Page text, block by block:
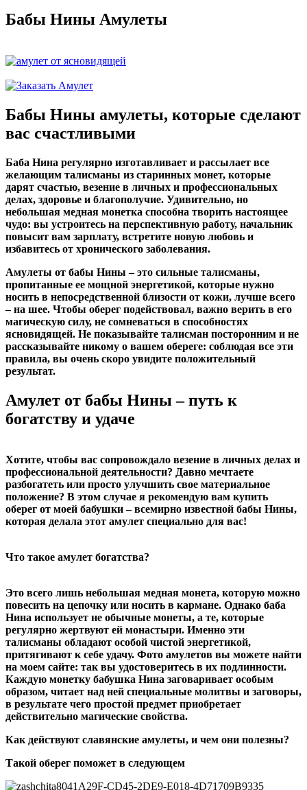
Бабы Нины Амулеты
Бабы Нины амулеты, которые сделают
вас счастливыми
Баба Нина регулярно изготавливает и рассылает все
желающим талисманы из старинных монет, которые
дарят счастью, везение в личных и профессиональных
делах, здоровье и благополучие. Удивительно, но
небольшая медная монетка способна творить настоящее
чудо: вы устроитесь на перспективную работу, начальник
повысит вам зарплату, встретите новую любовь и
избавитесь от хронического заболевания.
Амулеты от бабы Нины – это сильные талисманы,
пропитанные ее мощной энергетикой, которые нужно
носить в непосредственной близости от кожи, лучше всего
– на шее. Чтобы оберег подействовал, важно верить в его
магическую силу, не сомневаться в способностях
ясновидящей. Не показывайте талисман посторонним и не
рассказывайте никому о вашем обереге: соблюдая все эти
правила, вы очень скоро увидите положительный
результат.
Амулет от бабы Нины – путь к
богатству и удаче
Хотите, чтобы вас сопровождало везение в личных делах и
профессиональной деятельности? Давно мечтаете
разбогатеть или просто улучшить свое материальное
положение? В этом случае я рекомендую вам купить
оберег от моей бабушки – всемирно известной бабы Нины,
которая делала этот амулет специально для вас!
Что такое амулет богатства?
Это всего лишь небольшая медная монета, которую можно
повесить на цепочку или носить в кармане. Однако баба
Нина использует не обычные монеты, а те, которые
регулярно жертвуют ей монастыри. Именно эти
талисманы обладают особой чистой энергетикой,
притягивают к себе удачу. Фото амулетов вы можете найти
на моем сайте: так вы удостоверитесь в их подлинности.
Каждую монетку бабушка Нина заговаривает особым
образом, читает над ней специальные молитвы и заговоры,
в результате чего простой предмет приобретает
действительно магические свойства.
Как действуют славянские амулеты, и чем они полезны?
Такой оберег поможет в следующем